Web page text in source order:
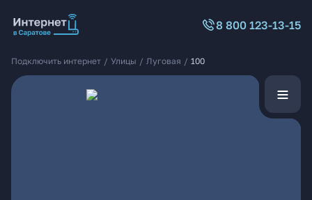
8 800 123-13-15
Подключить интернет / Улицы / Луговая / 100